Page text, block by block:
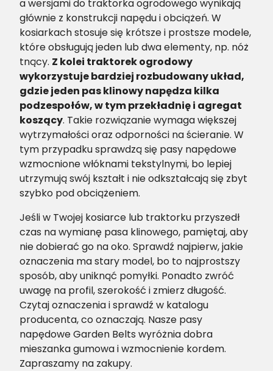
a wersjami do traktorka ogrodowego wynikają
głównie z konstrukcji napędu i obciążeń. W
kosiarkach stosuje się krótsze i prostsze modele,
które obsługują jeden lub dwa elementy, np. nóż
tnący. Z kolei traktorek ogrodowy
wykorzystuje bardziej rozbudowany układ,
gdzie jeden pas klinowy napędza kilka
podzespołów, w tym przekładnię i agregat
koszący. Takie rozwiązanie wymaga większej
wytrzymałości oraz odporności na ścieranie. W
tym przypadku sprawdzą się pasy napędowe
wzmocnione włóknami tekstylnymi, bo lepiej
utrzymują swój kształt i nie odkształcają się zbyt
szybko pod obciążeniem.
Jeśli w Twojej kosiarce lub traktorku przyszedł
czas na wymianę pasa klinowego, pamiętaj, aby
nie dobierać go na oko. Sprawdź najpierw, jakie
oznaczenia ma stary model, bo to najprostszy
sposób, aby uniknąć pomyłki. Ponadto zwróć
uwagę na profil, szerokość i zmierz długość.
Czytaj oznaczenia i sprawdź w katalogu
producenta, co oznaczają. Nasze pasy
napędowe Garden Belts wyróżnia dobra
mieszanka gumowa i wzmocnienie kordem.
Zapraszamy na zakupy.